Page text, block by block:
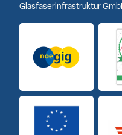
Glasfaserinfrastruktur
Logo noeGIG